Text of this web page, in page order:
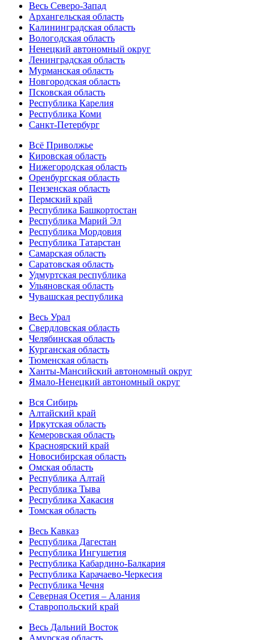
Весь Северо-Запад
Архангельская область
Калининградская область
Вологодская область
Ненецкий автономный округ
Ленинградская область
Мурманская область
Новгородская область
Псковская область
Республика Карелия
Республика Коми
Санкт-Петербург
Всё Приволжье
Кировская область
Нижегородская область
Оренбургская область
Пензенская область
Пермский край
Республика Башкортостан
Республика Марий Эл
Республика Мордовия
Республика Татарстан
Самарская область
Саратовская область
Удмуртская республика
Ульяновская область
Чувашская республика
Весь Урал
Свердловская область
Челябинская область
Курганская область
Тюменская область
Ханты-Мансийский автономный округ
Ямало-Ненецкий автономный округ
Вся Сибирь
Алтайский край
Иркутская область
Кемеровская область
Красноярский край
Новосибирская область
Омская область
Республика Алтай
Республика Тыва
Республика Хакасия
Томская область
Весь Кавказ
Республика Дагестан
Республика Ингушетия
Республика Кабардино-Балкария
Республика Карачаево-Черкесия
Республика Чечня
Северная Осетия – Алания
Ставропольский край
Весь Дальний Восток
Амурская область